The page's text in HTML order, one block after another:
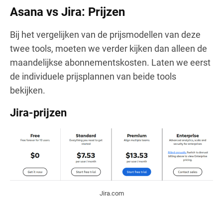
Asana vs Jira: Prijzen
Bij het vergelijken van de prijsmodellen van deze
twee tools, moeten we verder kijken dan alleen de
maandelijkse abonnementskosten. Laten we eerst
de individuele prijsplannen van beide tools
bekijken.
Jira-prijzen
Jira.com